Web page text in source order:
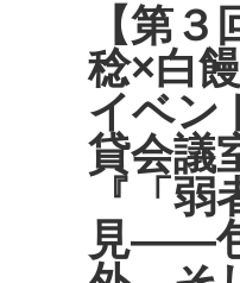
【第
稔×白
イベン
貸会議
『「
見――